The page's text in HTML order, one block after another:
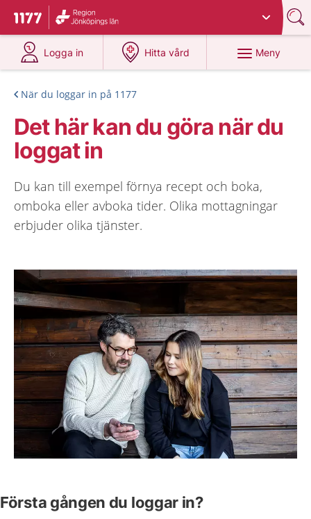
Till startsidan för 1177
Du har valt region
Logga in
på 1177.se
Hitta vård
på 1177.se
Meny
När du loggar in på 1177
Det här kan du göra när du
loggat in
Du kan till exempel förnya recept och boka,
omboka eller avboka tider. Olika mottagningar
erbjuder olika tjänster.
Första gången du loggar in?